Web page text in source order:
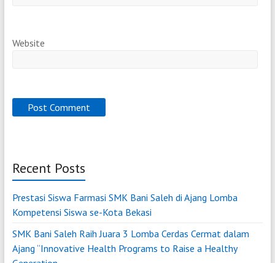
Website
Recent Posts
Prestasi Siswa Farmasi SMK Bani Saleh di Ajang Lomba
Kompetensi Siswa se-Kota Bekasi
SMK Bani Saleh Raih Juara 3 Lomba Cerdas Cermat dalam
Ajang “Innovative Health Programs to Raise a Healthy